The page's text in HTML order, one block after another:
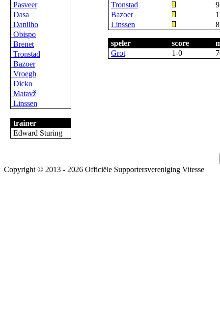
Pasveer
Dasa
Danilho
Obispo
Brenet
Tronstad
Bazoer
Vroegh
Dicko
Matavž
Linssen
trainer
Edward Sturing
Tronstad
Bazoer
Linssen
speler score
Grot
1-0
Copyright © 2013 - 2026 Officiële Supportersvereniging Vitesse